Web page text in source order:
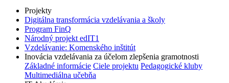
Projekty
Digitálna transformácia vzdelávania a školy
Program FinQ
Národný projekt edIT1
Vzdelávanie: Komenského inštitút
Inovácia vzdelávania za účelom zlepšenia gramotnosti
Základné informácie Ciele projektu Pedagogické kluby
Multimediálna učebňa